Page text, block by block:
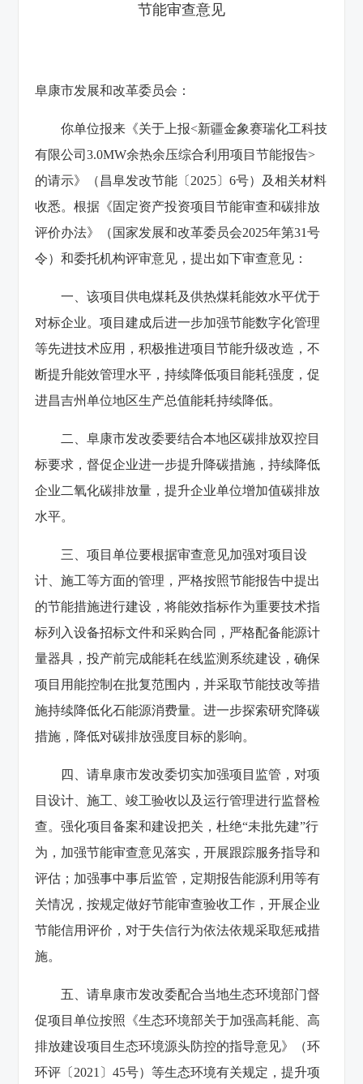
节能审查意见
阜康市发展和改革委员会：
你单位报来《关于上报<新疆金象赛瑞化工科技
有限公司3.0MW余热余压综合利用项目节能报告>
的请示》（昌阜发改节能〔2025〕6号）及相关材料
收悉。根据《固定资产投资项目节能审查和碳排放
评价办法》（国家发展和改革委员会2025年第31号
令）和委托机构评审意见，提出如下审查意见：
一、该项目供电煤耗及供热煤耗能效水平优于
对标企业。项目建成后进一步加强节能数字化管理
等先进技术应用，积极推进项目节能升级改造，不
断提升能效管理水平，持续降低项目能耗强度，促
进昌吉州单位地区生产总值能耗持续降低。
二、阜康市发改委要结合本地区碳排放双控目
标要求，督促企业进一步提升降碳措施，持续降低
企业二氧化碳排放量，提升企业单位增加值碳排放
水平。
三、项目单位要根据审查意见加强对项目设
计、施工等方面的管理，严格按照节能报告中提出
的节能措施进行建设，将能效指标作为重要技术指
标列入设备招标文件和采购合同，严格配备能源计
量器具，投产前完成能耗在线监测系统建设，确保
项目用能控制在批复范围内，并采取节能技改等措
施持续降低化石能源消费量。进一步探索研究降碳
措施，降低对碳排放强度目标的影响。
四、请阜康市发改委切实加强项目监管，对项
目设计、施工、竣工验收以及运行管理进行监督检
查。强化项目备案和建设把关，杜绝“未批先建”行
为，加强节能审查意见落实，开展跟踪服务指导和
评估；加强事中事后监管，定期报告能源利用等有
关情况，按规定做好节能审查验收工作，开展企业
节能信用评价，对于失信行为依法依规采取惩戒措
施。
五、请阜康市发改委配合当地生态环境部门督
促项目单位按照《生态环境部关于加强高耗能、高
排放建设项目生态环境源头防控的指导意见》（环
环评〔2021〕45号）等生态环境有关规定，提升项